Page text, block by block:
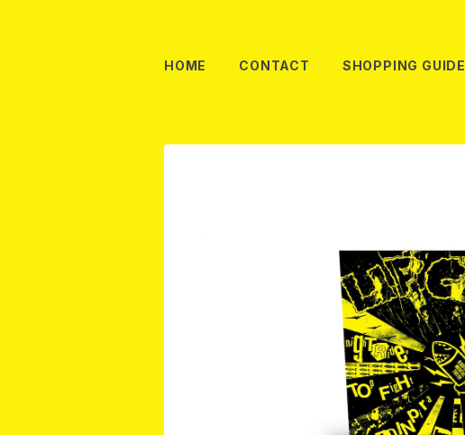
HOME CONTACT SHOPPING GUIDE